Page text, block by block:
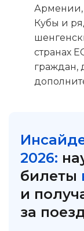
Армении,
Кубы и
странах
граждан,
2026:
билеты
и
за